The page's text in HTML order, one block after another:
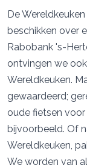
De
beschikken over
Rabobank 's-
ontvingen we
Wereldkeuken.
gewaardeerd;
oude fietsen
bijvoorbeeld. Of
Wereldkeuken,
We worden van